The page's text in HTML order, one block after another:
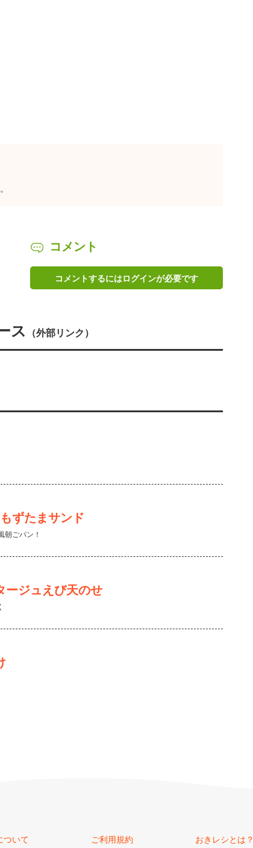
コメント
コメントするにはログインが必要です
ス （外部リンク）
ずたまサンド
朝ごパン！
ージュえび天のせ
ついて ご利用規約 おきレシとは？